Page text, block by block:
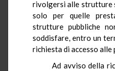
rivolgersi alle strutture
solo per quelle
strutture pubbliche
soddisfare, entro un
richiesta di accesso alle
Ad avviso della